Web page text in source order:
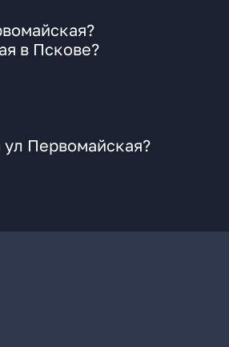
в Пскове?
Первомайская?